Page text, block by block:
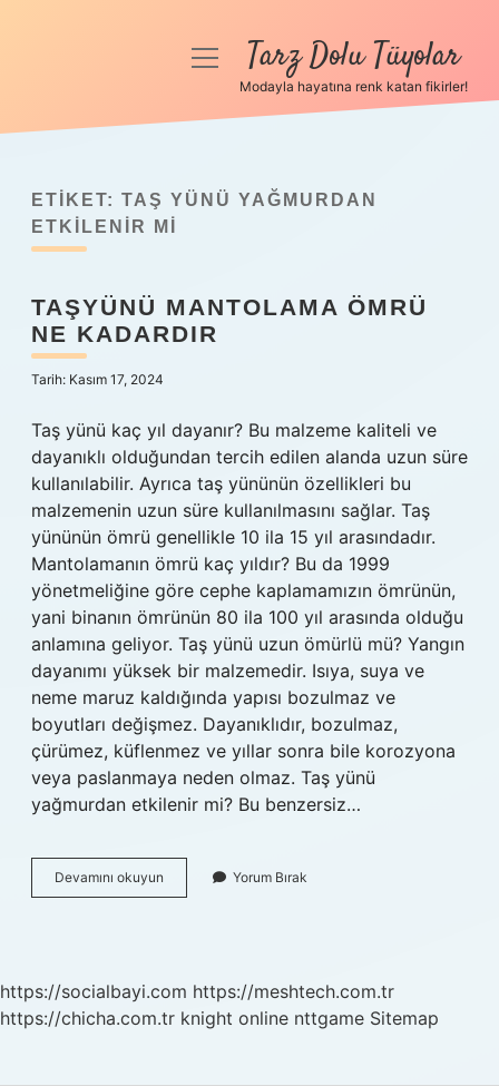
Anasayfa
Yasal Uyarı
menüyüTarz Dolu Tüyolar
Modayla hayatına renk katan fikirler!
ETIKET: TAŞ YÜNÜ YAĞMURDAN
ETKILENIR MI
TAŞYÜNÜ MANTOLAMA ÖMRÜ
NE KADARDIR
Tarih: Kasım 17, 2024
Taş yünü kaç yıl dayanır? Bu malzeme kaliteli ve
dayanıklı olduğundan tercih edilen alanda uzun süre
kullanılabilir. Ayrıca taş yününün özellikleri bu
malzemenin uzun süre kullanılmasını sağlar. Taş
yününün ömrü genellikle 10 ila 15 yıl arasındadır.
Mantolamanın ömrü kaç yıldır? Bu da 1999
yönetmeliğine göre cephe kaplamamızın ömrünün,
yani binanın ömrünün 80 ila 100 yıl arasında olduğu
anlamına geliyor. Taş yünü uzun ömürlü mü? Yangın
dayanımı yüksek bir malzemedir. Isıya, suya ve
neme maruz kaldığında yapısı bozulmaz ve
boyutları değişmez. Dayanıklıdır, bozulmaz,
çürümez, küflenmez ve yıllar sonra bile korozyona
veya paslanmaya neden olmaz. Taş yünü
yağmurdan etkilenir mi? Bu benzersiz…
Devamını okuyun Taşyünü
Mantolama
Yorum Bırak
https://socialbayi.com https://meshtech.com.tr
https://chicha.com.tr knight online nttgame Sitemap